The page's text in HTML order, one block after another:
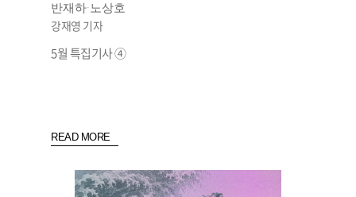
반재하·노상호
강재영 기자
5월 특집기사 ④
READ MORE